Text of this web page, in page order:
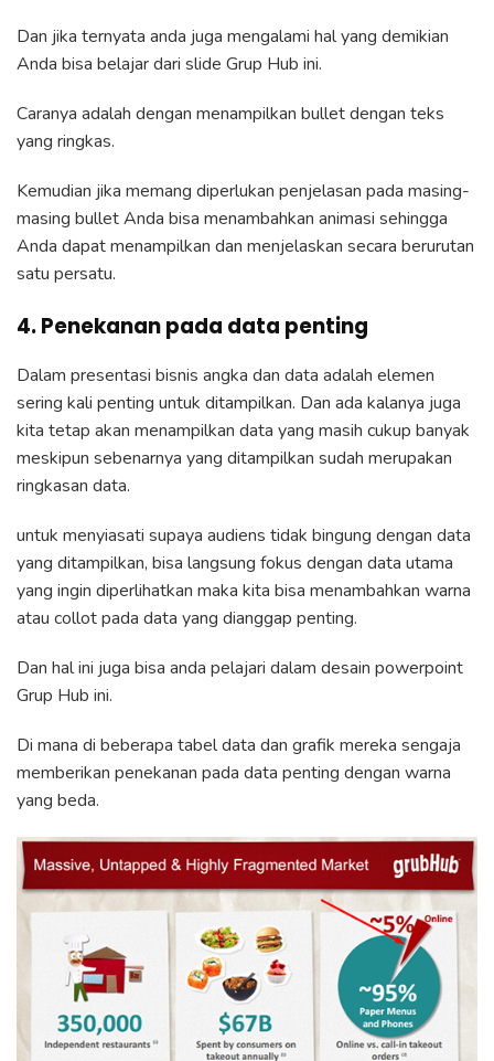
Dan jika ternyata anda juga mengalami hal yang demikian
Anda bisa belajar dari slide Grup Hub ini.
Caranya adalah dengan menampilkan bullet dengan teks
yang ringkas.
Kemudian jika memang diperlukan penjelasan pada masing-
masing bullet Anda bisa menambahkan animasi sehingga
Anda dapat menampilkan dan menjelaskan secara berurutan
satu persatu.
4. Penekanan pada data penting
Dalam presentasi bisnis angka dan data adalah elemen
sering kali penting untuk ditampilkan. Dan ada kalanya juga
kita tetap akan menampilkan data yang masih cukup banyak
meskipun sebenarnya yang ditampilkan sudah merupakan
ringkasan data.
untuk menyiasati supaya audiens tidak bingung dengan data
yang ditampilkan, bisa langsung fokus dengan data utama
yang ingin diperlihatkan maka kita bisa menambahkan warna
atau collot pada data yang dianggap penting.
Dan hal ini juga bisa anda pelajari dalam desain powerpoint
Grup Hub ini.
Di mana di beberapa tabel data dan grafik mereka sengaja
memberikan penekanan pada data penting dengan warna
yang beda.